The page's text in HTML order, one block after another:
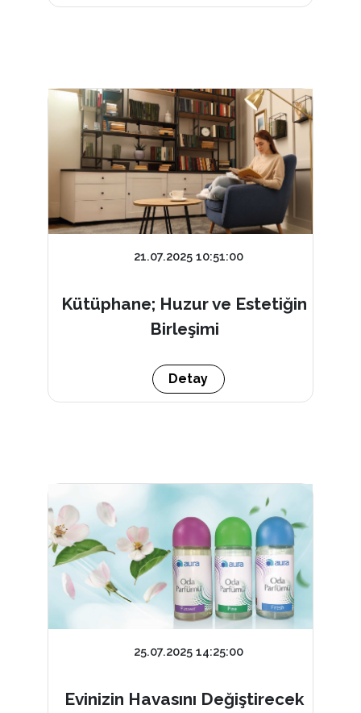
21.07.2025 10:51:00
Kütüphane; Huzur ve Estetiğin
Birleşimi
Detay
25.07.2025 14:25:00
Evinizin Havasını Değiştirecek